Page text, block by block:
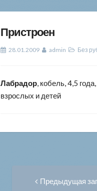
Пристроен
28.01.2009 admin Без
Лабрадор, кобель, 4,5
взрослых и детей
Навигация
Предыдущая